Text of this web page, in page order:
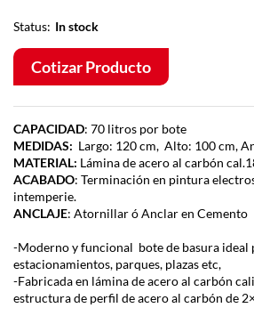
Status: In stock
Cotizar Producto
CAPACIDAD: 70 litros por bote
MEDIDAS: Largo: 120 cm, Alto: 100 cm,
MATERIAL: Lámina de acero al carbón
ACABADO: Terminación en pintura
intemperie.
ANCLAJE: Atornillar ó Anclar en Cemento
-Moderno y funcional bote de basura ideal
estacionamientos, parques, plazas etc,
-Fabricada en lámina de acero al carbón
estructura de perfil de acero al carbón de